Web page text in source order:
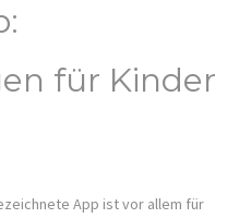
für Kinder
App ist vor allem für